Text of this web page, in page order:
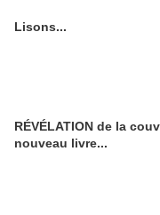
Lisons...
RÉVÉLATION de la
nouveau livre...